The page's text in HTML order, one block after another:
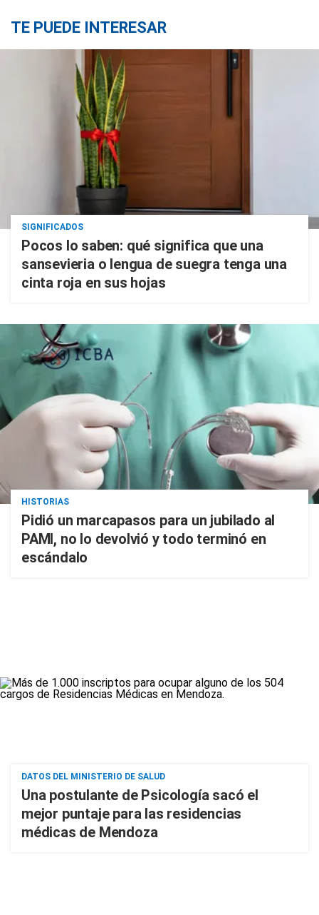
TE PUEDE INTERESAR
SIGNIFICADOS
Pocos lo saben: qué significa que una
sansevieria o lengua de suegra tenga una
cinta roja en sus hojas
HISTORIAS
Pidió un marcapasos para un jubilado al
PAMI, no lo devolvió y todo terminó en
escándalo
DATOS DEL MINISTERIO DE SALUD
Una postulante de Psicología sacó el
mejor puntaje para las residencias
médicas de Mendoza